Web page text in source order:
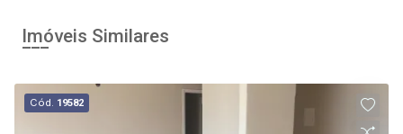
Imóveis Similares
Cód. 19582